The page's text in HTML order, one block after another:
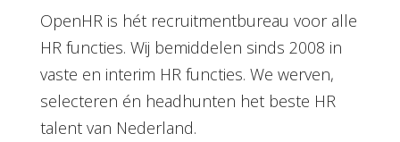
OpenHR is hét recruitmentbureau voor alle
HR functies. Wij bemiddelen sinds 2008 in
vaste en interim HR functies. We werven,
selecteren én headhunten het beste HR
talent van Nederland.